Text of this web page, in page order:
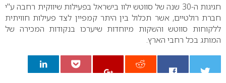
חגיגות ה-30 שנה של סווטש ילוו בישראל בפעילות שיווקית רחבה ע"י
חברת רולטיים, אשר תכלול בין היתר קמפיין לצד פעילות חוויתית
ללקוחות סווטש והשקות מיוחדות שיערכו בנקודות המכירה של
המותג בכל רחבי הארץ.